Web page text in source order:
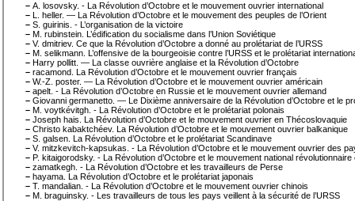
– A. losovsky. - La Révolution d’Octobre et le mouvement ouvrier international
– L. heller. — La Révolution d’Octobre et le mouvement des peuples de l’Orient
– S. guirinis. - L’organisation de la victoire
– M. rubinstein. L’édification du socialisme dans l’Union Soviétique
– V. dmitriev. Ce que la Révolution d’Octobre a donné au prolétariat de l’URSS
– M. selikmann. L’offensive de la bourgeoisie contre l’URSS et le prolétariat
– Harry pollitt. — La classe ouvrière anglaise et la Révolution d’Octobre
– racamond. La Révolution d’Octobre et le mouvement ouvrier français
– W.-Z. poster. — La Révolution d’Octobre et le mouvement ouvrier américain
– apelt. - La Révolution d’Octobre en Russie et le mouvement ouvrier allemand
– Giovanni germanetto. — Le Dixième anniversaire de la Révolution d’Octobre et le
– M. voytkévitgh. - La Révolution d’Octobre et le prolétariat polonais
– Joseph hais. La Révolution d’Octobre et le mouvement ouvrier en Thécoslovaquie
– Christo kabaktchéev. La Révolution d’Octobre et le mouvement ouvrier balkanique
– S. galsen. La Révolution d’Octobre et le prolétariat Scandinave
– V. mitzkevitch-kapsukas. - La Révolution d’Octobre et le mouvement ouvrier des
– P. kitaigorodsky. - La Révolution d’Octobre et le mouvement national révolutionnaire
– zamatkegh. - La Révolution d’Octobre et les travailleurs de Perse
– hayama. La Révolution d’Octobre et le prolétariat japonais
– T. mandalian. - La Révolution d’Octobre et le mouvement ouvrier chinois
– M. braguinsky. - Les travailleurs de tous les pays veillent à la sécurité de l’URSS